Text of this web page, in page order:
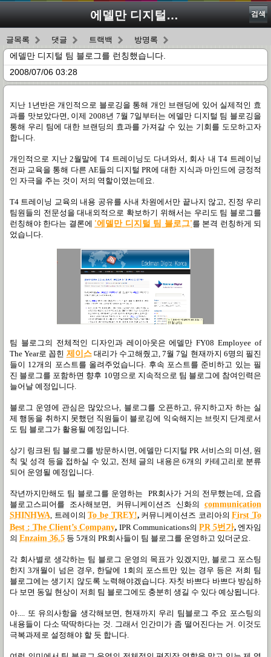
에델만 디지털 팀 블로그를 런칭했습니다. 검색
글목록 댓글 트랙백 방명록
에델만 디지털 팀 블로그를 런칭했습니다.
2008/07/06 03:28
지난 1년반은 개인적으로 블로깅을 통해 개인 브랜딩에 있어 실제적인 효
과를 맛보았다면, 이제 2008년 7월 7일부터는 에델만 디지털 팀 블로깅을
통해 우리 팀에 대한 브랜딩의 효과를 가져갈 수 있는 기회를 도모하고자
합니다.
개인적으로 지난 2월말에 T4 트레이닝도 다녀와서, 회사 내 T4 트레이닝
전파 교육을 통해 다른 AE들의 디지털 PR에 대한 지식과 마인드에 긍정적
인 자극을 주는 것이 저의 역할이였는데요.
T4 트레이닝 교육의 내용 공유를 사내 차원에서만 끝나지 않고, 진정 우리
팀원들의 전문성을 대내외적으로 확보하기 위해서는 우리도 팀 블로그를
런칭해야 한다는 결론에 '에델만 디지털 팀 블로그'를 본격 런칭하게 되
었습니다.
팀 블로그의 전체적인 디자인과 레이아웃은 에델만 FY08 Employee of
The Year로 꼽힌 제이스대리가 수고해줬고, 7월 7일 현재까지 6명의 필진
들이 12개의 포스트를 올려주었습니다. 후속 포스트를 준비하고 있는 필
진 블로그를 포함하면 향후 10명으로 지속적으로 팀 블로그에 참여인력은
늘어날 예정입니다.
블로그 운영에 관심은 많았으나, 블로그를 오픈하고, 유지하고자 하는 실
제 행동을 취하지 못했던 직원들이 블로깅에 익숙해지는 브릿지 단계로서
도 팀 블로그가 활용될 예정입니다.
상기 링크된 팀 블로그를 방문하시면, 에델만 디지털 PR 서비스의 미션, 원
칙 및 성격 등을 접하실 수 있고, 전체 글의 내용은 6개의 카테고리로 분류
되어 운영될 예정입니다.
작년까지만해도 팀 블로그를 운영하는 PR회사가 거의 전무했는데, 요즘
블로고스피어를 조사해보면, 커뮤니케이션즈 신화의 communication
SHINHWA, 트레이의To be TREY!,커뮤니케이션즈 코리아의First To
Best : The Client’s Company, IPR Communications의 PR 5번가, 엔자임
의 Enzaim 36.5 등 5개의 PR회사들이 팀 블로그를 운영하고 있더군요.
각 회사별로 생각하는 팀 블로그 운영의 목표가 있겠지만, 블로그 포스팅
한지 3개월이 넘은 경우, 한달에 1회의 포스트만 있는 경우 등은 저희 팀
블로그에는 생기지 않도록 노력해야겠습니다. 자칫 바쁘다 바쁘다 방심하
다 보면 동일 현상이 저희 팀 블로그에도 충분히 생길 수 있다 예상됩니다.
아.... 또 유의사항을 생각해보면, 현재까지 우리 팀블로그 주요 포스팅의
내용들이 다소 딱딱하다는 것. 그래서 인간미가 좀 떨어진다는 거. 이것도
극복과제로 설정해야 할 듯 합니다.